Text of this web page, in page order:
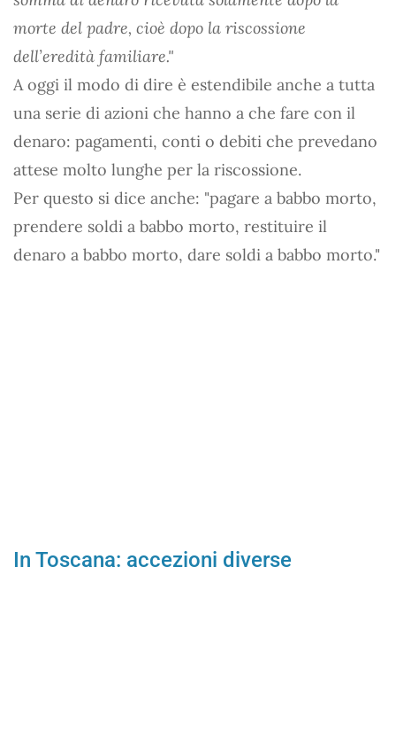
morte del padre, cioè dopo la riscossione
dell’eredità familiare."
A oggi il modo di dire è estendibile anche a tutta
una serie di azioni che hanno a che fare con il
denaro: pagamenti, conti o debiti che prevedano
attese molto lunghe per la riscossione.
Per questo si dice anche: "pagare a babbo morto,
prendere soldi a babbo morto, restituire il
denaro a babbo morto, dare soldi a babbo morto."
In Toscana: accezioni diverse